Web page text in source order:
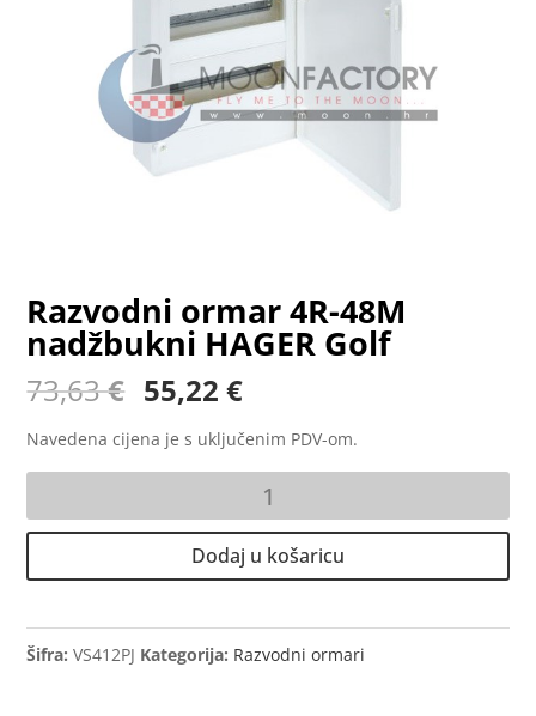
Razvodni ormar 4R-48M
nadžbukni HAGER Golf
73,63€ Izvorna
cijena
bila
je:
55,22€Trenutna
je:
55,22 €.
Navedena cijena je s uključenim PDV-om.
4R-
HAGER
Golf
Dodaj u košaricu
Šifra:VS412PJ Kategorija: Razvodni ormari